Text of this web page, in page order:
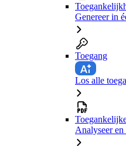
Genereer in
Toegang
Los alle
Analyseer